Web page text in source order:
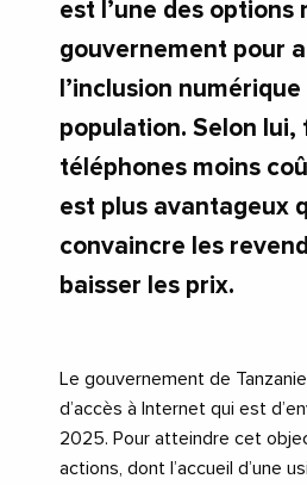
est l’une des options
gouvernement pour
l’inclusion numérique
population. Selon lui,
téléphones moins
est plus avantageux
convaincre les
baisser les prix.
Le gouvernement de
d’accès à Internet qui est
2025. Pour atteindre cet
actions, dont l’accueil d’une